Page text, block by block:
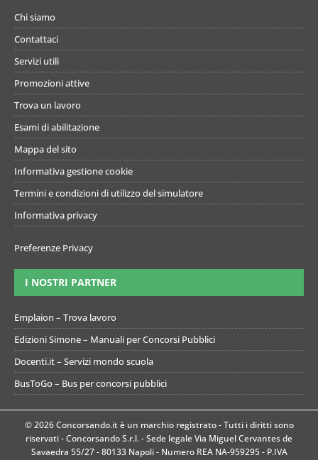
Chi siamo
Contattaci
Servizi utili
Promozioni attive
Trova un lavoro
Esami di abilitazione
Mappa del sito
Informativa gestione cookie
Termini e condizioni di utilizzo del simulatore
Informativa privacy
Preferenze Privacy
I NOSTRI PARTNER
Emplaion – Trova lavoro
Edizioni Simone – Manuali per Concorsi Pubblici
Docenti.it – Servizi mondo scuola
BusToGo – Bus per concorsi pubblici
© 2026 Concorsando.it è un marchio registrato - Tutti i diritti sono
riservati - Concorsando S.r.l. - Sede legale Via Miguel Cervantes de
Savaedra 55/27 - 80133 Napoli - Numero REA NA-959295 - P.IVA